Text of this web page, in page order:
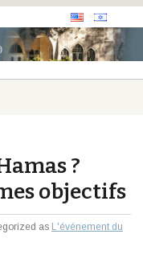
?
objectifs
as L'événement du